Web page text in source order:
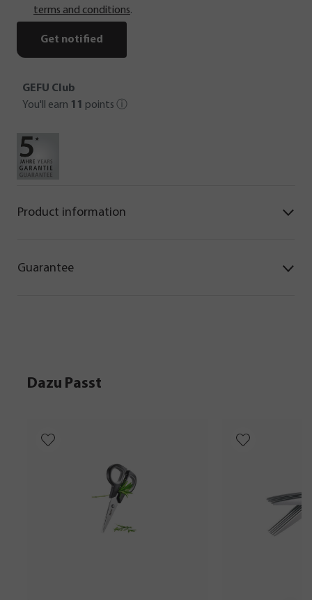
terms and conditions.
Get notified
GEFU Club
You'll earn 11 points ⓘ
Product information
Guarantee
Dazu Passt